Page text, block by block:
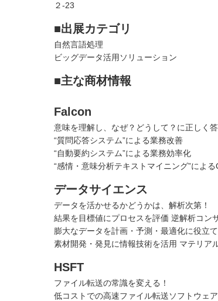
２-23
■出展カテゴリ
自然言語処理
ビッグデータ活用ソリューション
■主な商材情報
Falcon
意味を理解し、なぜ？どうして？に正しく
“質問応答システム”による業務改善
“自動要約システム”による業務効率化
“感情・意味分析テキストマイニング”による
データサイエンス
データを活かせるかどうかは、解析次第！
結果を目標値にプロセスを評価 逆解析コン
膨大なデータを計画・予測・最適化に役立
素材開発・発見に情報技術を活用 マテリア
HSFT
ファイル転送の常識を変える！
低コストでの高速ファイル転送ソフトウェア